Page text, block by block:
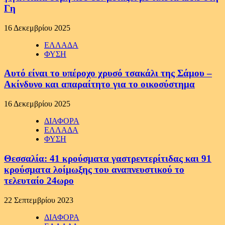
Γη
16 Δεκεμβρίου 2025
ΕΛΛΑΔΑ
ΦΥΣΗ
Αυτό είναι το υπέροχο χρυσό τσακάλι της Σάμου –
Ακίνδυνο και απαραίτητο για το οικοσύστημα
16 Δεκεμβρίου 2025
ΔΙΑΦΟΡΑ
ΕΛΛΑΔΑ
ΦΥΣΗ
Θεσσαλία: 41 κρούσματα γαστρεντερίτιδας και 91
κρούσματα λοίμωξης του αναπνευστικού το
τελευταίο 24ωρο
22 Σεπτεμβρίου 2023
ΔΙΑΦΟΡΑ